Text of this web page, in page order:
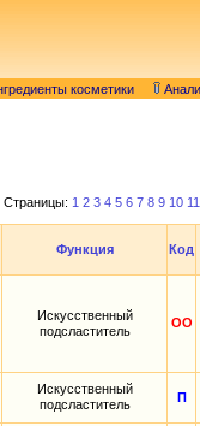
косметики
Страницы: 1 2 3 4 5 6 7 8 9 10 11
Функция Код
Искусственный
подсластитель
ОО
Искусственный
подсластитель
П